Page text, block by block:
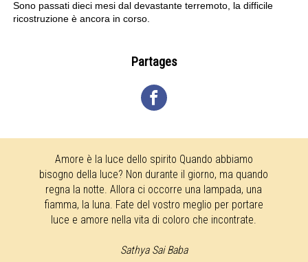
Sono passati dieci mesi dal devastante terremoto, la difficile
ricostruzione è ancora in corso.
Partages
Amore è la luce dello spirito Quando abbiamo
bisogno della luce? Non durante il giorno, ma quando
regna la notte. Allora ci occorre una lampada, una
fiamma, la luna. Fate del vostro meglio per portare
luce e amore nella vita di coloro che incontrate.
Sathya Sai Baba